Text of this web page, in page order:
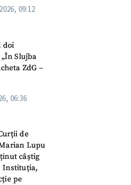
09:12
doi
Slujba
ZdG –
06:36
de
Lupu
câștig
Instituția,
pe